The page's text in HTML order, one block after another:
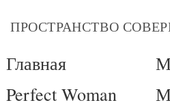
ПРОСТРАНСТВО
Главная
Perfect Woman